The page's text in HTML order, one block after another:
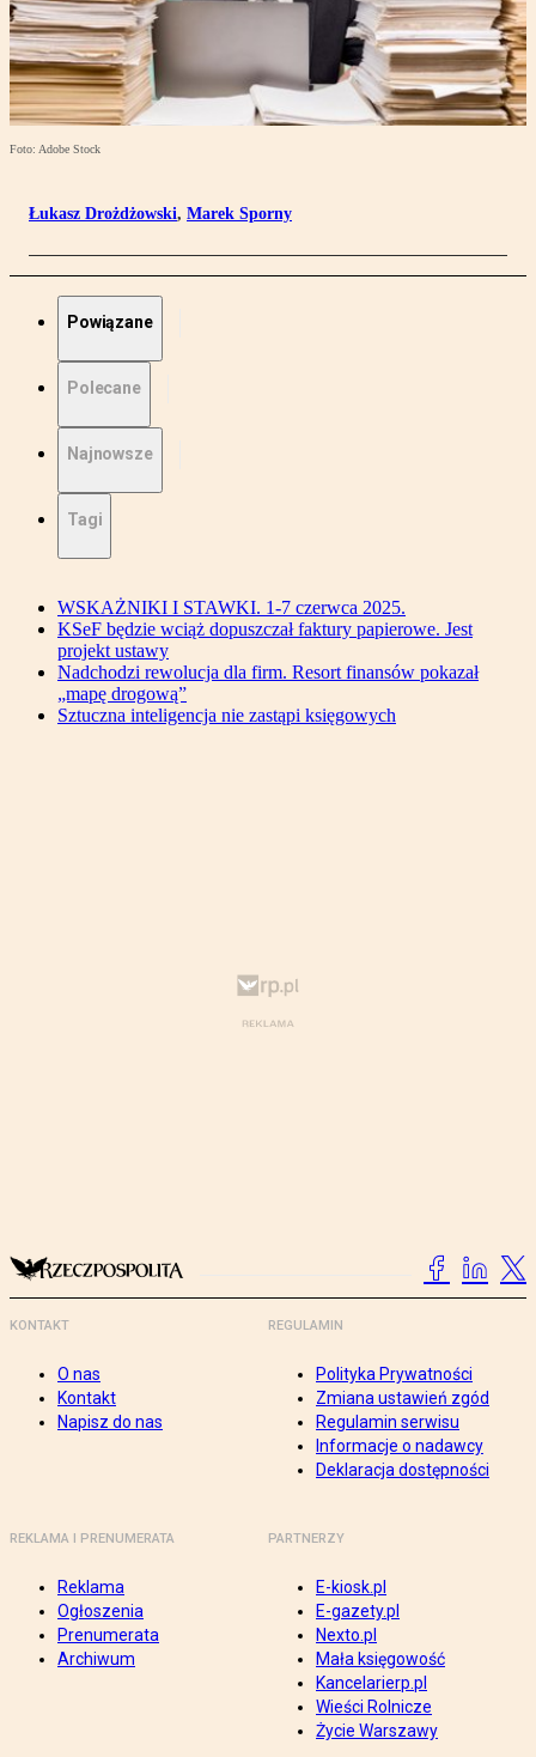
Foto: Adobe Stock
Łukasz Drożdżowski, Marek Sporny
Powiązane
Polecane
Najnowsze
Tagi
WSKAŻNIKI I STAWKI. 1-7 czerwca 2025.
KSeF będzie wciąż dopuszczał faktury papierowe. Jest
projekt ustawy
Nadchodzi rewolucja dla firm. Resort finansów pokazał
„mapę drogową”
Sztuczna inteligencja nie zastąpi księgowych
KONTAKT
O nas
Kontakt
Napisz do nas
REGULAMIN
Polityka Prywatności
Zmiana ustawień zgód
Regulamin serwisu
Informacje o nadawcy
Deklaracja dostępności
REKLAMA I PRENUMERATA
Reklama
Ogłoszenia
Prenumerata
Archiwum
PARTNERZY
E-kiosk.pl
E-gazety.pl
Nexto.pl
Mała księgowość
Kancelarierp.pl
Wieści Rolnicze
Życie Warszawy